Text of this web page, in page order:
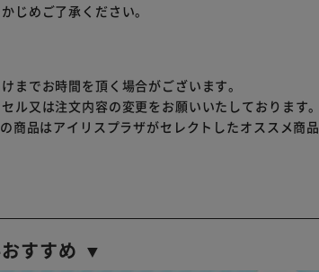
じめご了承ください。
でお時間を頂く場合がございます。
ル又は注文内容の変更をお願いいたしております。
商品はアイリスプラザがセレクトしたオススメ商品
すすめ ▼